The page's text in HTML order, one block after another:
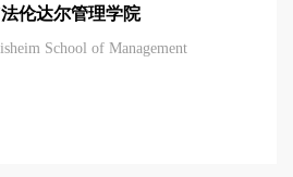
伦达尔管理学院
School of Management